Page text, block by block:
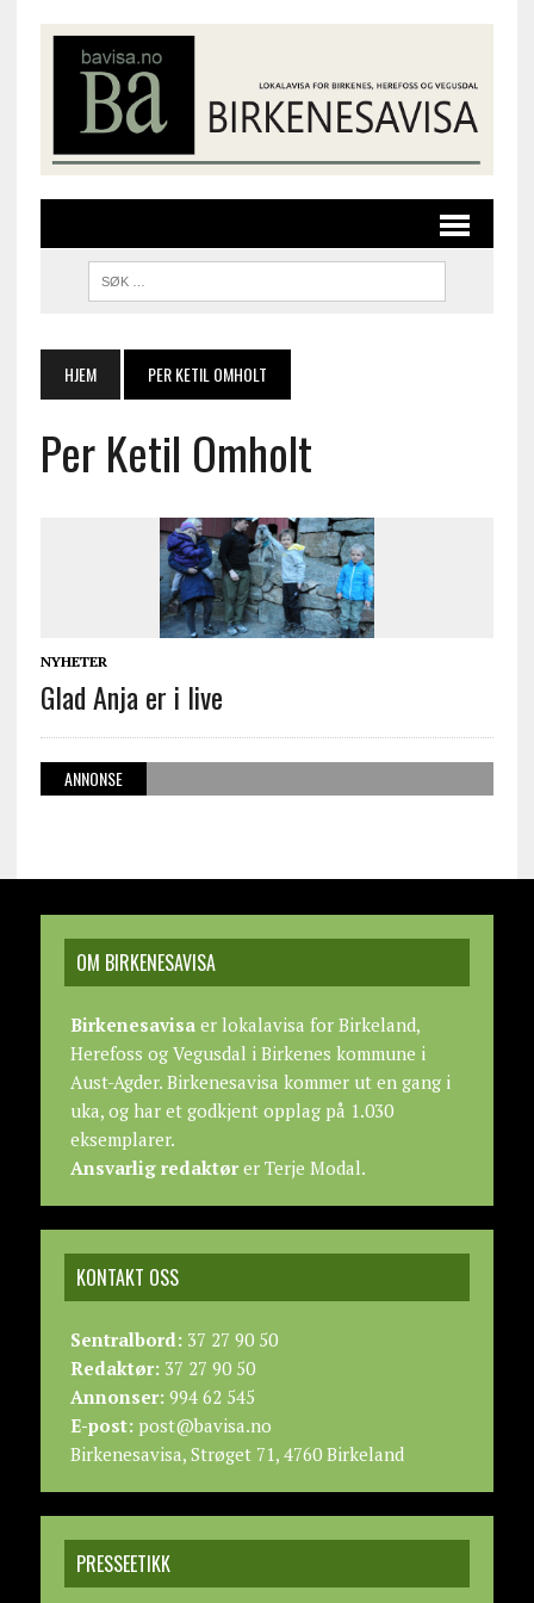
HJEM PER KETIL OMHOLT
Per Ketil Omholt
NYHETER
Glad Anja er i live
ANNONSE
OM BIRKENESAVISA
Birkenesavisaer lokalavisa for Birkeland,
Herefoss og Vegusdal i Birkenes kommune i
Aust-Agder. Birkenesavisa kommer ut en gang i
uka, og har et godkjent opplag på 1.030
eksemplarer.
Ansvarlig redaktører Terje Modal.
KONTAKT OSS
Sentralbord:37 27 90 50
Redaktør:37 27 90 50
Annonser:994 62 545
E-post:post@bavisa.no
Birkenesavisa, Strøget 71, 4760 Birkeland
PRESSEETIKK